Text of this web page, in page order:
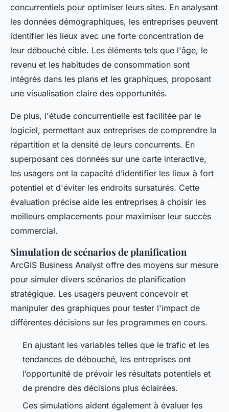
concurrentiels pour optimiser leurs sites. En analysant
les données démographiques, les entreprises peuvent
identifier les lieux avec une forte concentration de
leur débouché cible. Les éléments tels que l'âge, le
revenu et les habitudes de consommation sont
intégrés dans les plans et les graphiques, proposant
une visualisation claire des opportunités.
De plus, l'étude concurrentielle est facilitée par le
logiciel, permettant aux entreprises de comprendre la
répartition et la densité de leurs concurrents. En
superposant ces données sur une carte interactive,
les usagers ont la capacité d’identifier les lieux à fort
potentiel et d'éviter les endroits sursaturés. Cette
évaluation précise aide les entreprises à choisir les
meilleurs emplacements pour maximiser leur succès
commercial.
Simulation de scénarios de planification
ArcGIS Business Analyst offre des moyens sur mesure
pour simuler divers scénarios de planification
stratégique. Les usagers peuvent concevoir et
manipuler des graphiques pour tester l'impact de
différentes décisions sur les programmes en cours.
En ajustant les variables telles que le trafic et les
tendances de débouché, les entreprises ont
l’opportunité de prévoir les résultats potentiels et
de prendre des décisions plus éclairées.
Ces simulations aident également à évaluer les